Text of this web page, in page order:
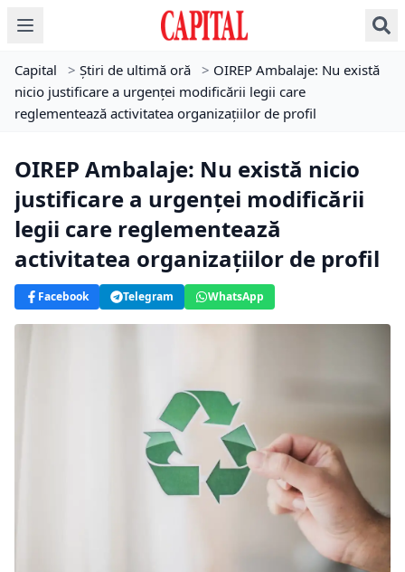
Capital > Știri de ultimă oră > OIREP Ambalaje: Nu există
nicio justificare a urgenţei modificării legii care
reglementează activitatea organizaţiilor de profil
OIREP Ambalaje: Nu există nicio
justificare a urgenţei modificării
legii care reglementează
activitatea organizaţiilor de profil
Facebook Telegram WhatsApp